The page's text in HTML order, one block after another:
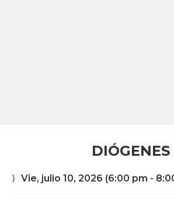
DIÓGENES
Vie, julio 10, 2026 (6:00 pm -